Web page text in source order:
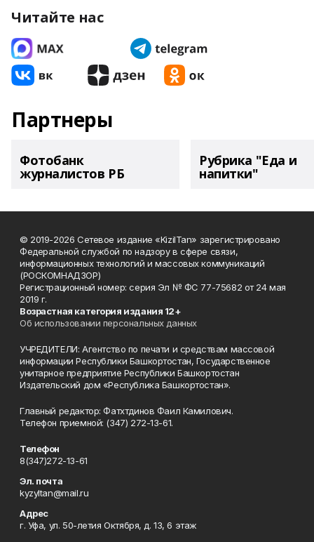
Читайте нас
Партнеры
Фотобанк
журналистов РБ
Рубрика "Еда и
напитки"
© 2019-2026 Сетевое издание «KizilTan» зарегистрировано
Федеральной службой по надзору в сфере связи,
информационных технологий и массовых коммуникаций
(РОСКОМНАДЗОР)
Регистрационный номер: серия Эл № ФС 77-75682 от 24 мая
2019 г.
Возрастная категория издания 12+
Об использовании персональных данных
УЧРЕДИТЕЛИ: Агентство по печати и средствам массовой
информации Республики Башкортостан, Государственное
унитарное предприятие Республики Башкортостан
Издательский дом «Республика Башкортостан».
Главный редактор: Фатхтдинов Фаил Камилович.
Телефон приемной: (347) 272-13-61.
Телефон
8(347)272-13-61
Эл. почта
kyzyltan@mail.ru
Адрес
г. Уфа, ул. 50-летия Октября, д. 13, 6 этаж